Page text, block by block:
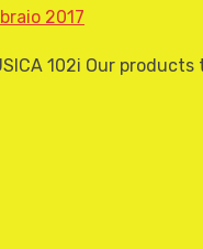
2017
102i Our